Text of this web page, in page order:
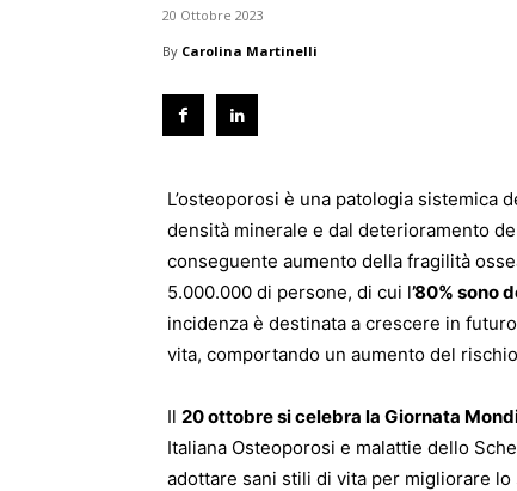
20 Ottobre 2023
By Carolina Martinelli
L’osteoporosi è una patologia sistemica
densità minerale e dal deterioramento
conseguente aumento della fragilità
5.000.000 di persone, di cui l’80% sono
incidenza è destinata a crescere in
vita, comportando un aumento del
Il 20 ottobre si celebra la Giornata
Italiana Osteoporosi e malattie dello
adottare sani stili di vita per migliorare lo